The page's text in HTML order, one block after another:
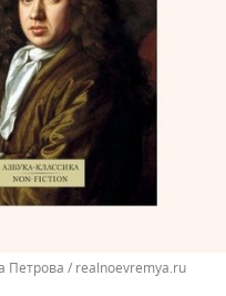
Петрова / realnoevremya.ru